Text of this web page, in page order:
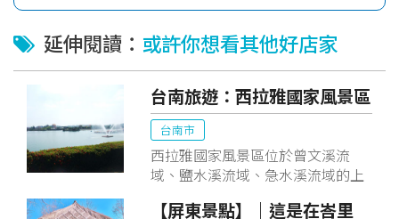
延伸閱讀： 或許你想看其他好店家
台南旅遊：西拉雅國家風景區
台南市
西拉雅國家風景區位於曾文溪流
域、鹽水溪流域、急水溪流域的上
史前人類及西拉雅原住民的活動區
【屏東景點】｜這是在峇里